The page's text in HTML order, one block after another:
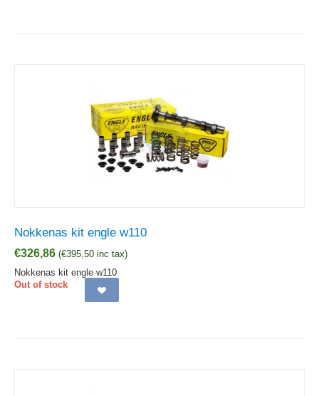
Nokkenas kit engle w110
€326,86 (€395,50 inc tax)
Nokkenas kit engle w110
Out of stock